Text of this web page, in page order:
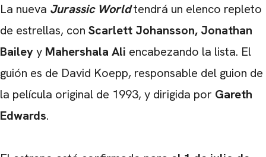
La nueva Jurassic Worldtendrá un elenco repleto
de estrellas, con Scarlett Johansson, Jonathan
Baileyy Mahershala Ali encabezando la lista. El
guión es de David Koepp, responsable del guion de
la película original de 1993, y dirigida por Gareth
Edwards.